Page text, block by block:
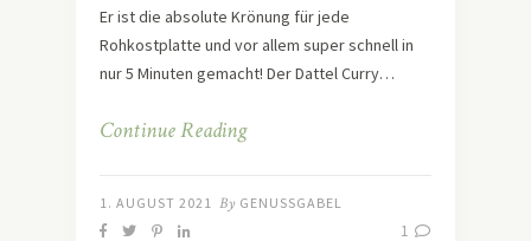
Er ist die absolute Krönung für jede
Rohkostplatte und vor allem super schnell in
nur 5 Minuten gemacht! Der Dattel Curry…
Continue Reading
1. AUGUST 2021 By GENUSSGABEL
1